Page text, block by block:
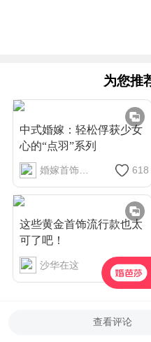
为您推
中式婚嫁：轻松俘获少女
心的“点羽”系列
618
这些黄金首饰流行款也太
可了吧！
沙华在这 600
查看评论